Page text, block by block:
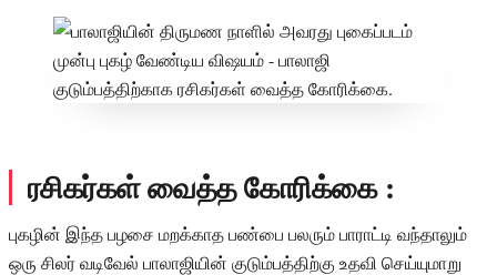
ரசிகர்கள் வைத்த கோரிக்கை :
புகழின் இந்த பழசை மறக்காத பண்பை பலரும் பாராட்டி வந்தாலும்
ஒரு சிலர் வடிவேல் பாலாஜியின் குடும்பத்திற்கு உதவி செய்யுமாறு